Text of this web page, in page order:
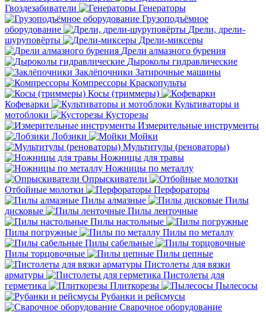
Гвоздезабиватели
Генераторы
Грузоподъёмное
оборудование
Дрели, дрели-
шуруповёрты
Дрели-миксеры
Дрели алмазного бурения
Дыроколы гидравлические
Заклёпочники Затирочные машины
Компрессоры Краскопульты
Косы (триммеры)
Кофеварки
Культиваторы и
мотоблоки
Кусторезы
Измерительные инструменты
Лобзики
Мойки
Мультитулы (реноваторы)
Ножницы для травы
Ножницы по металлу
Опрыскиватели
Отбойные молотки
Перфораторы
Пилы алмазные
Пилы
дисковые
Пилы ленточные
Пилы настольные
Пилы погружные
Пилы по металлу
Пилы сабельные
Пилы торцовочные
Пилы цепные
Пистолеты для вязки
арматуры
Пистолеты для
герметика
Плиткорезы
Пылесосы
Рубанки и рейсмусы
Сварочное оборудование